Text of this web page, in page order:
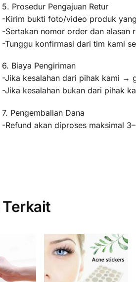
5. Prosedur Pengajuan Retur
-Kirim bukti foto/video produk
-Sertakan nomor order dan alasan
-Tunggu konfirmasi dari tim kami
6. Biaya Pengiriman
-Jika kesalahan dari pihak kami →
-Jika kesalahan bukan dari pihak
7. Pengembalian Dana
-Refund akan diproses maksimal